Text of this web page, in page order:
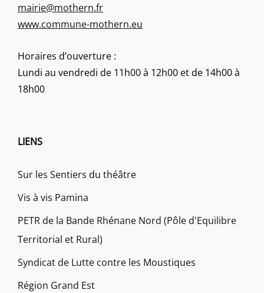
mairie@mothern.fr
www.commune-mothern.eu
Horaires d’ouverture :
Lundi au vendredi de 11h00 à 12h00 et de 14h00 à
18h00
LIENS
Sur les Sentiers du théâtre
Vis à vis Pamina
PETR de la Bande Rhénane Nord (Pôle d'Equilibre
Territorial et Rural)
Syndicat de Lutte contre les Moustiques
Région Grand Est